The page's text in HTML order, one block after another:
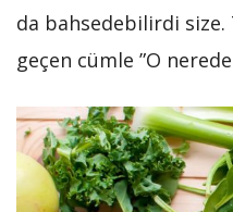
da bahsedebilirdi size.
geçen cümle ”O